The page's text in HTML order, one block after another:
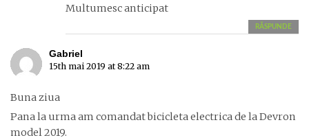
Multumesc anticipat
RĂSPUNDE
Gabriel
15th mai 2019 at 8:22 am
Buna ziua
Pana la urma am comandat bicicleta electrica de la Devron
model 2019.